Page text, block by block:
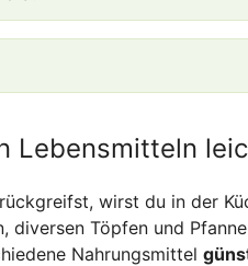
Lebensmitteln
wirst du in der
diversen Töpfen und
Nahrungsmittel